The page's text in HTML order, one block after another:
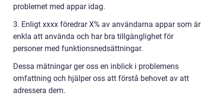
problemet med appar idag.
3. Enligt xxxx föredrar X% av användarna appar som är
enkla att använda och har bra tillgänglighet för
personer med funktionsnedsättningar.
Dessa mätningar ger oss en inblick i problemens
omfattning och hjälper oss att förstå behovet av att
adressera dem.